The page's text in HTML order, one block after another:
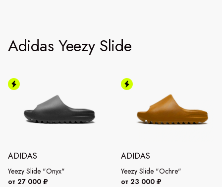
Adidas Yeezy Slide
ADIDAS
Yeezy Slide "Onyx"
от 27 000 ₽
ADIDAS
Yeezy Slide "Ochre"
от 23 000 ₽